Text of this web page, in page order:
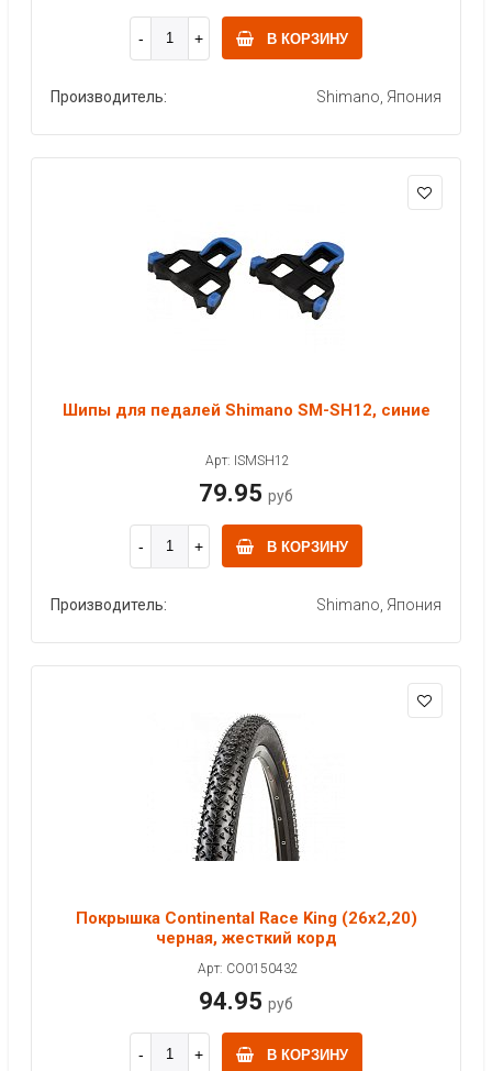
В КОРЗИНУ
Производитель: Shimano, Япония
Шипы для педалей Shimano SM-SH12, синие
Арт: ISMSH12
79.95 руб
В КОРЗИНУ
Производитель: Shimano, Япония
Покрышка Continental Race King (26x2,20)
черная, жесткий корд
Арт: CO0150432
94.95 руб
В КОРЗИНУ